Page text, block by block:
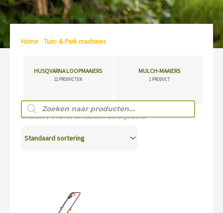
Home Tuin- & Park machines/ LOOPMAAIERS
HUSQVARNA LOOPMAAIERS
12 PRODUCTEN
MULCH-MAAIERS
1 PRODUCT
Producten
zoeken
Resultaat 1–8 van de 18 resultaten wordt getoond